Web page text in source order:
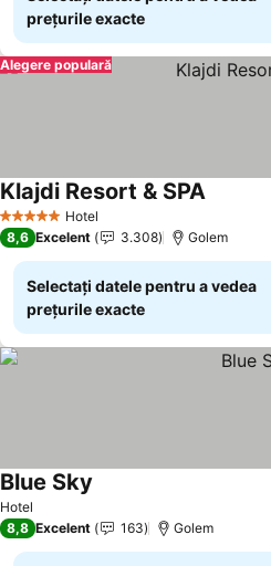
prețurile exacte
Alegere populară
5 Stele Hotel
Klajdi Resort & SPA
8,6 Excelent 3.308 Golem
Selectați datele pentru a vedea
prețurile exacte
Hotel
Blue Sky
8,8 Excelent 163 Golem